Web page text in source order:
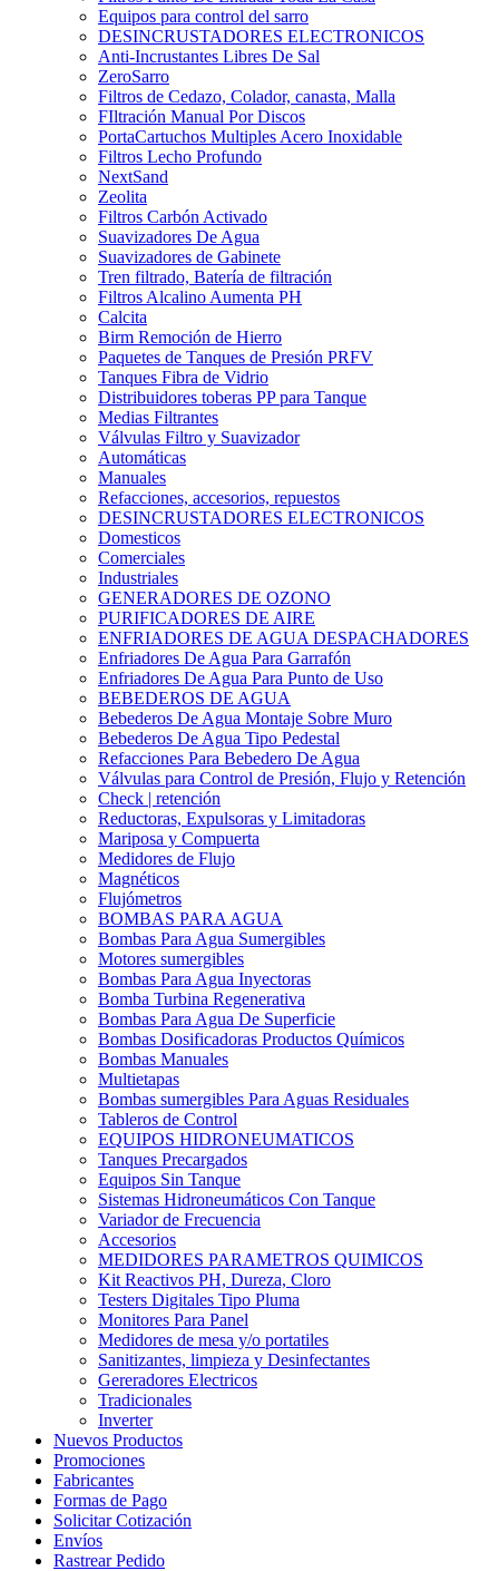
Equipos para control del sarro
DESINCRUSTADORES ELECTRONICOS
Anti-Incrustantes Libres De Sal
ZeroSarro
Filtros de Cedazo, Colador, canasta, Malla
FIltración Manual Por Discos
PortaCartuchos Multiples Acero Inoxidable
Filtros Lecho Profundo
NextSand
Zeolita
Filtros Carbón Activado
Suavizadores De Agua
Suavizadores de Gabinete
Tren filtrado, Batería de filtración
Filtros Alcalino Aumenta PH
Calcita
Birm Remoción de Hierro
Paquetes de Tanques de Presión PRFV
Tanques Fibra de Vidrio
Distribuidores toberas PP para Tanque
Medias Filtrantes
Válvulas Filtro y Suavizador
Automáticas
Manuales
Refacciones, accesorios, repuestos
DESINCRUSTADORES ELECTRONICOS
Domesticos
Comerciales
Industriales
GENERADORES DE OZONO
PURIFICADORES DE AIRE
ENFRIADORES DE AGUA DESPACHADORES
Enfriadores De Agua Para Garrafón
Enfriadores De Agua Para Punto de Uso
BEBEDEROS DE AGUA
Bebederos De Agua Montaje Sobre Muro
Bebederos De Agua Tipo Pedestal
Refacciones Para Bebedero De Agua
Válvulas para Control de Presión, Flujo y Retención
Check | retención
Reductoras, Expulsoras y Limitadoras
Mariposa y Compuerta
Medidores de Flujo
Magnéticos
Flujómetros
BOMBAS PARA AGUA
Bombas Para Agua Sumergibles
Motores sumergibles
Bombas Para Agua Inyectoras
Bomba Turbina Regenerativa
Bombas Para Agua De Superficie
Bombas Dosificadoras Productos Químicos
Bombas Manuales
Multietapas
Bombas sumergibles Para Aguas Residuales
Tableros de Control
EQUIPOS HIDRONEUMATICOS
Tanques Precargados
Equipos Sin Tanque
Sistemas Hidroneumáticos Con Tanque
Variador de Frecuencia
Accesorios
MEDIDORES PARAMETROS QUIMICOS
Kit Reactivos PH, Dureza, Cloro
Testers Digitales Tipo Pluma
Monitores Para Panel
Medidores de mesa y/o portatiles
Sanitizantes, limpieza y Desinfectantes
Gereradores Electricos
Tradicionales
Inverter
Nuevos Productos
Promociones
Fabricantes
Formas de Pago
Solicitar Cotización
Envíos
Rastrear Pedido